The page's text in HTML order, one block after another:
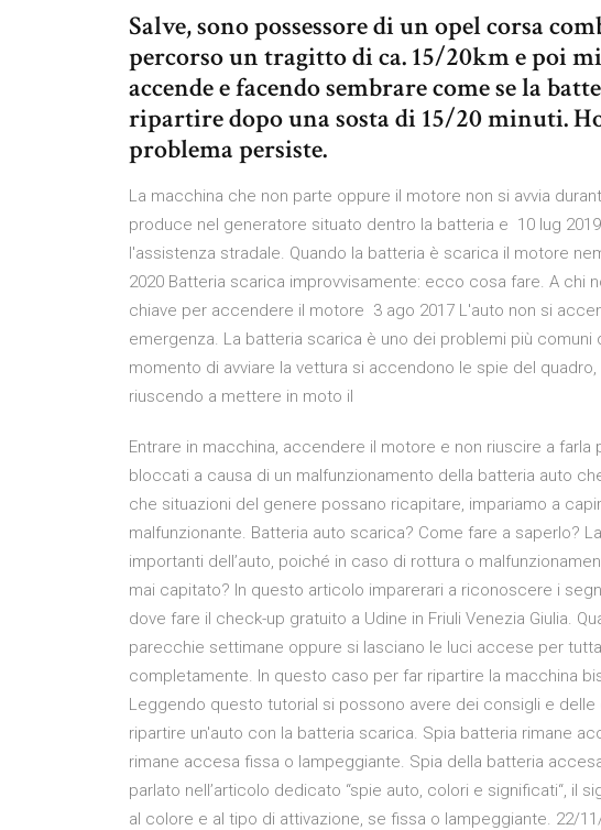
Salve, sono possessore di un opel corsa
percorso un tragitto di ca. 15/20km e poi
accende e facendo sembrare come se la
ripartire dopo una sosta di 15/20 minuti.
problema persiste.
La macchina che non parte oppure il motore non si avvia
produce nel generatore situato dentro la batteria e 10 lug
l'assistenza stradale. Quando la batteria è scarica il motore
2020 Batteria scarica improvvisamente: ecco cosa fare. A chi
chiave per accendere il motore 3 ago 2017 L'auto non si
emergenza. La batteria scarica è uno dei problemi più comuni
momento di avviare la vettura si accendono le spie del
riuscendo a mettere in moto il
Entrare in macchina, accendere il motore e non riuscire a
bloccati a causa di un malfunzionamento della batteria auto
che situazioni del genere possano ricapitare, impariamo a
malfunzionante. Batteria auto scarica? Come fare a saperlo?
importanti dell’auto, poiché in caso di rottura o
mai capitato? In questo articolo imparerari a riconoscere i
dove fare il check-up gratuito a Udine in Friuli Venezia Giulia.
parecchie settimane oppure si lasciano le luci accese per
completamente. In questo caso per far ripartire la macchina
Leggendo questo tutorial si possono avere dei consigli e
ripartire un'auto con la batteria scarica. Spia batteria rimane
rimane accesa fissa o lampeggiante. Spia della batteria
parlato nell’articolo dedicato “spie auto, colori e significati“, il
al colore e al tipo di attivazione, se fissa o lampeggiante. 22/